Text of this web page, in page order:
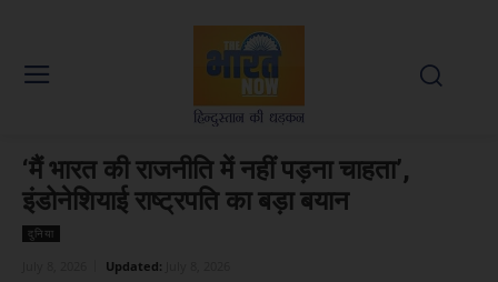
‘मैं भारत की राजनीति में नहीं पड़ना चाहता’,
इंडोनेशियाई राष्ट्रपति का बड़ा बयान
दुनिया
Updated: